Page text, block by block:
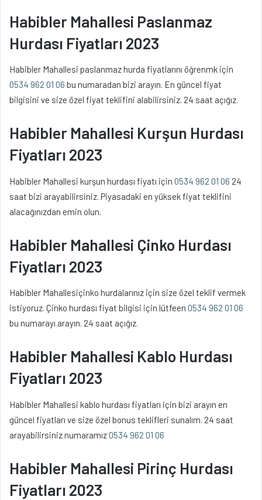
Habibler Mahallesi Paslanmaz
Hurdası Fiyatları 2023
Habibler Mahallesi paslanmaz hurda fiyatlarını öğrenmk için
0534 962 01 06 bu numaradan bizi arayın. En güncel fiyat
bilgisini ve size özel fiyat teklifini alabilirsiniz. 24 saat açığız.
Habibler Mahallesi Kurşun Hurdası
Fiyatları 2023
Habibler Mahallesi kurşun hurdası fiyatı için 0534 962 01 06 24
saat bizi arayabilirsiniz. Piyasadaki en yüksek fiyat teklifini
alacağınızdan emin olun.
Habibler Mahallesi Çinko Hurdası
Fiyatları 2023
Habibler Mahallesiçinko hurdalarınız için size özel teklif vermek
istiyoruz. Çinko hurdası fiyat bilgisi için lütfeen 0534 962 01 06
bu numarayı arayın. 24 saat açığız.
Habibler Mahallesi Kablo Hurdası
Fiyatları 2023
Habibler Mahallesi kablo hurdası fiyatları için bizi arayın en
güncel fiyatları ve size özel bonus teklifleri sunalım. 24 saat
arayabilirsiniz numaramız0534 962 01 06
Habibler Mahallesi Pirinç Hurdası
Fiyatları 2023